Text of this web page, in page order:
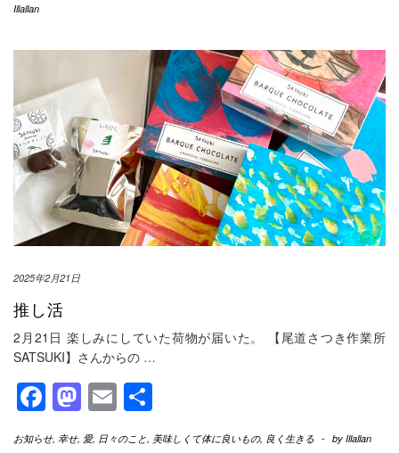
Illallan
2025年2月21日
推し活
2月21日 楽しみにしていた荷物が届いた。 【尾道さつき作業所
SATSUKI】さんからの …
Facebook
Mastodon
Email
有
お知らせ, 幸せ, 愛, 日々のこと, 美味しくて体に良いもの, 良く生きる - by Illallan